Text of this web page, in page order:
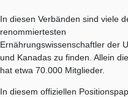
In diesen Verbänden sind viele
renommiertesten
Ernährungswissenschaftler der
und Kanadas zu finden. Allein
hat etwa 70.000 Mitglieder.
In diesem offiziellen